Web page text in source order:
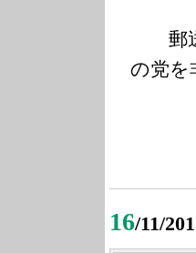
郵送
の党
16/11/